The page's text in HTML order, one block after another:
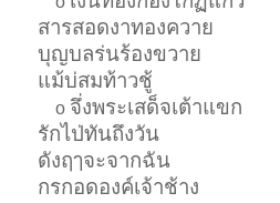
สารสอดงาทองควาย
บุญบลร่นร้องขวาย
แม้บ่สมท้าวชู้
o จึ่งพระเสด็จเต้าแขก
รักไป่ทันถึงวัน
ดังฤๅจะจากฉัน
กรกอดองค์เจ้าช้าง